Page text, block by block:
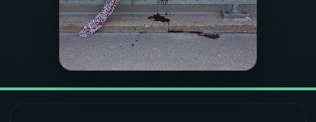
VIDEOCASTS
07ÚLTIMAS